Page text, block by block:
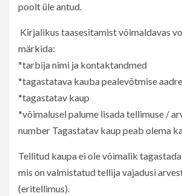
poolt üle antud.
Kirjalikus taasesitamist võimaldavas
märkida:
*tarbija nimi ja kontaktandmed
*tagastatava kauba pealevõtmise
*tagastatav kaup
*võimalusel palume lisada tellimuse /
number Tagastatav kaup peab olema
Tellitud kaupa ei ole võimalik
mis on valmistatud tellija vajadusi
(eritellimus).